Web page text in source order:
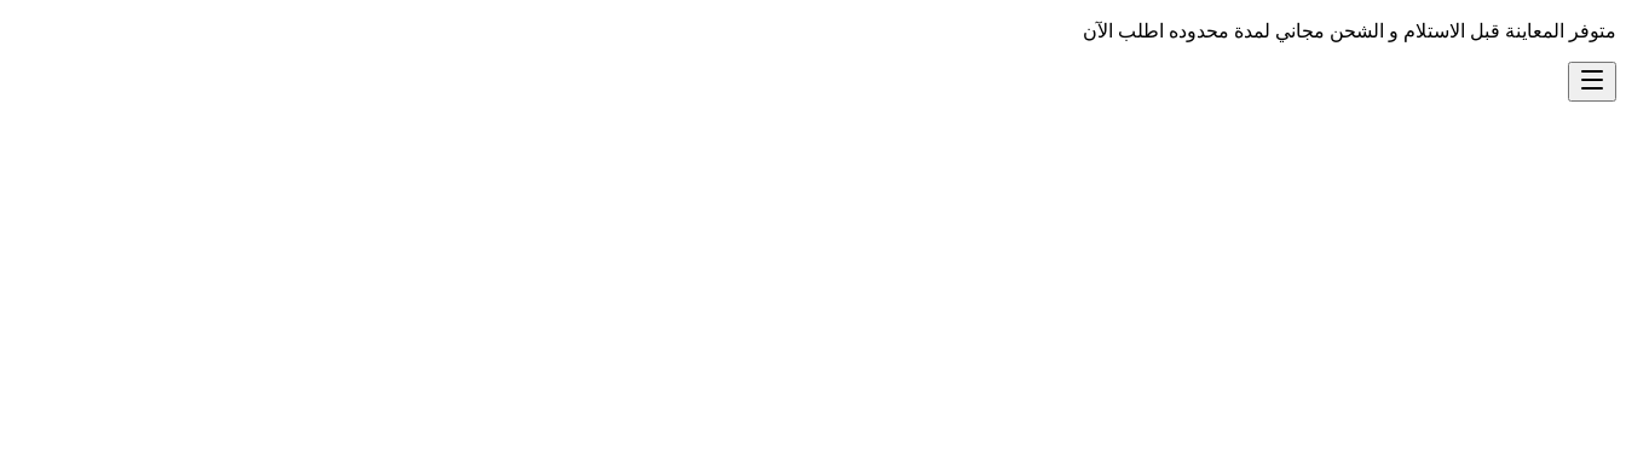
متوفر المعاينة قبل الاستلام و الشحن مجاني لمدة محدوده اطلب الآن